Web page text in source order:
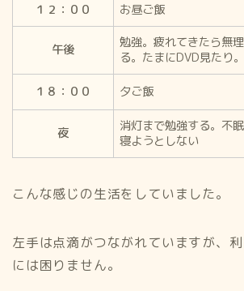
１２：００
お昼ご飯
午後
勉強。疲れてきたら無
る。たまにDVD見たり。
１８：００ 夕ご飯
夜
消灯まで勉強する。不
寝ようとしない
こんな感じの生活をしていました。
左手は点滴がつながれていますが、
には困りません。